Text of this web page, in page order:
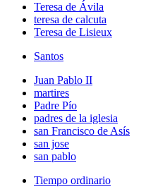
Teresa de Ávila
teresa de calcuta
Teresa de Lisieux
Santos
Juan Pablo II
martires
Padre Pío
padres de la iglesia
san Francisco de Asís
san jose
san pablo
Tiempo ordinario